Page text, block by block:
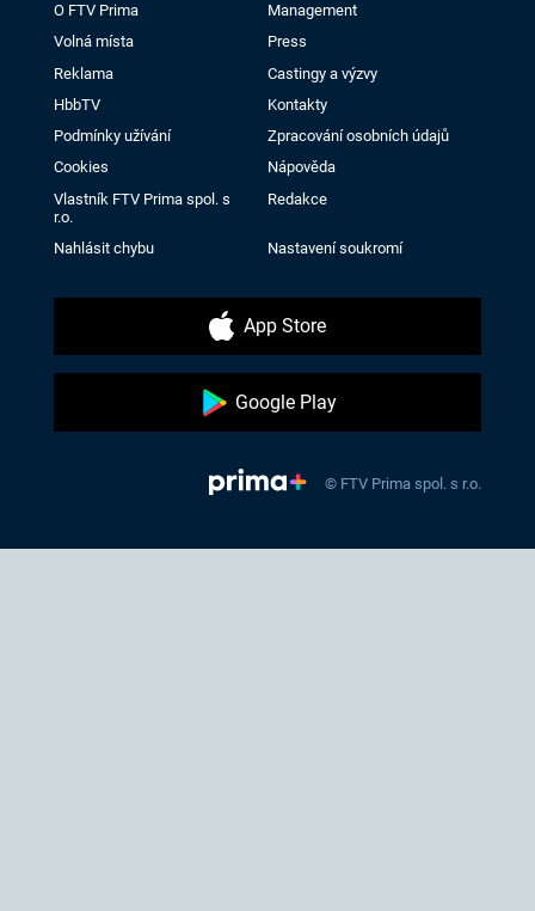
O FTV Prima
Management
Volná místa
Press
Reklama
Castingy a výzvy
HbbTV
Kontakty
Podmínky užívání
Zpracování osobních údajů
Cookies
Nápověda
Vlastník FTV Prima spol. s
r.o.
Redakce
Nahlásit chybu Nastavení soukromí
App Store
Google Play
© FTV Prima spol. s r.o.